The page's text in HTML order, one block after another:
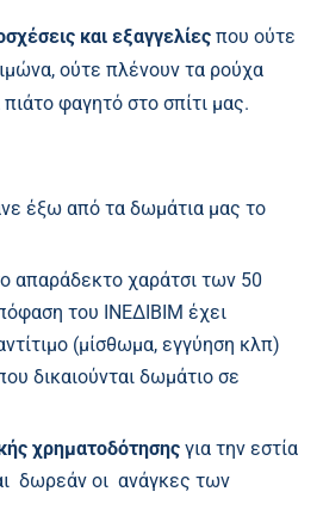
και εξαγγελίες που ούτε
ούτε πλένουν τα ρούχα
φαγητό στο σπίτι μας.
έξω από τα δωμάτια μας το
απαράδεκτο χαράτσι των 50
του ΙΝΕΔΙΒΙΜ έχει
(μίσθωμα, εγγύηση κλπ)
δικαιούνται δωμάτιο σε
χρηματοδότησης για την εστία
δωρεάν οι ανάγκες των